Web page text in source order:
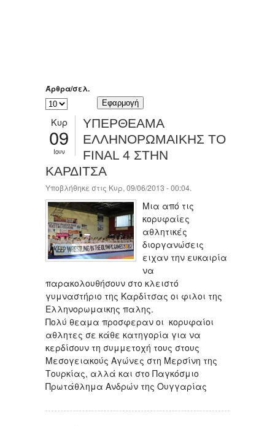
Άρθρα/σελ.
Κυρ
09
Ιουν
ΥΠΕΡΘΕΑΜΑ
ΕΛΛΗΝΟΡΩΜΑΙΚΗΣ ΤΟ
FINAL 4 ΣΤΗΝ
ΚΑΡΔΙΤΣΑ
Υποβλήθηκε στις Κυρ, 09/06/2013 - 00:04.
Μια από τις
κορυφαίες
αθλητικές
διοργανώσεις
ειχαν την ευκαιρία
να
παρακολουθήσουν στο κλειστό
γυμναστήριο της Καρδίτσας οι φιλοι της
Ελληνορωμαικης παλης.
Πολύ θεαμα προσφεραν οι κορυφαίοι
αθλητες σε κάθε κατηγορία για να
κερδίσουν τη συμμετοχή τους στους
Μεσογειακούς Αγώνες στη Μερσίνη της
Τουρκίας, αλλά και στο Παγκόσμιο
Πρωτάθλημα Ανδρών της Ουγγαρίας